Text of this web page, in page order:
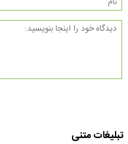
تبلیغات متنی